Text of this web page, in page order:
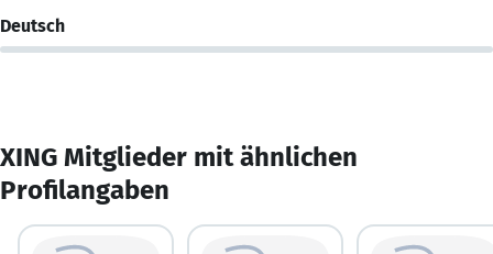
Deutsch
XING Mitglieder mit ähnlichen
Profilangaben